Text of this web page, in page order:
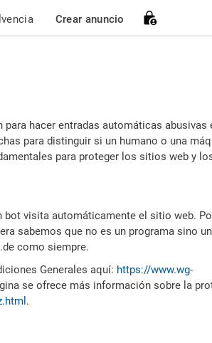
Crear anuncio
hacer entradas automáticas abusivas
para distinguir si un humano o una
para proteger los sitios web y
bot visita automáticamente el sitio web.
sabemos que no es un programa sino
como siempre.
Generales aquí: https://www.wg-
se ofrece más información sobre la
.